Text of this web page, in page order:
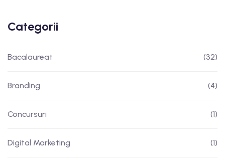
Categorii
Bacalaureat (32)
Branding (4)
Concursuri (1)
Digital Marketing (1)